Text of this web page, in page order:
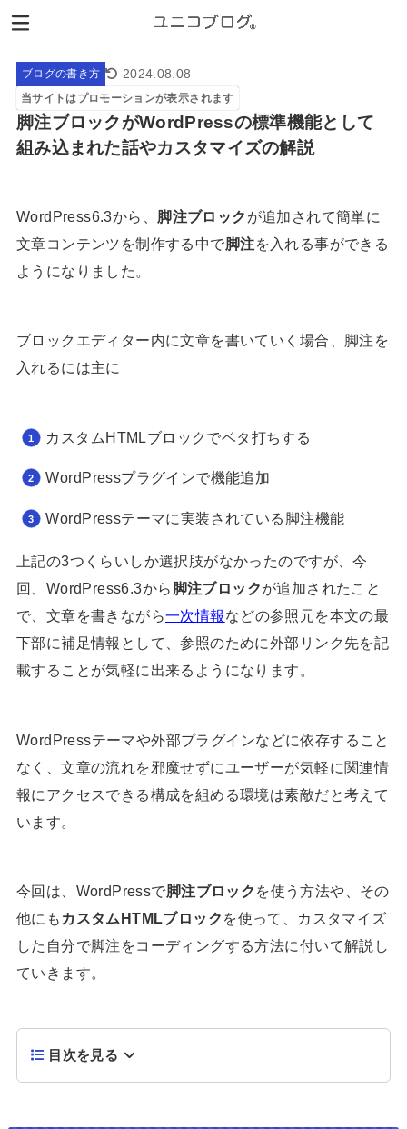
ブログの書き方 2024.08.08
当サイトはプロモーションが表示されます
脚注ブロックがWordPressの標準機能として
組み込まれた話やカスタマイズの解説
WordPress6.3から、 脚注ブロック が追加されて簡単に
文章コンテンツを制作する中で脚注を入れる事ができる
ようになりました。
ブロックエディター内に文章を書いていく場合、脚注を
入れるには主に
カスタムHTMLブロックでベタ打ちする
WordPressプラグインで機能追加
WordPressテーマに実装されている脚注機能
上記の3つくらいしか選択肢がなかったのですが、今
回、WordPress6.3から 脚注ブロックが追加されたこと
で、文章を書きながら一次情報 などの参照元を本文の最
下部に補足情報として、参照のために外部リンク先を記
載することが気軽に出来るようになります。
WordPressテーマや外部プラグインなどに依存すること
なく、文章の流れを邪魔せずにユーザーが気軽に関連情
報にアクセスできる構成を組める環境は素敵だと考えて
います。
今回は、WordPressで脚注ブロック を使う方法や、その
他にも カスタムHTMLブロック を使って、カスタマイズ
した自分で脚注をコーディングする方法に付いて解説し
ていきます。
目次を見る